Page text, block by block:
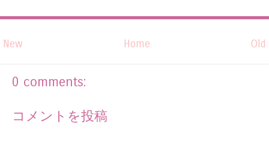
New Old
Home
0 comments:
コメントを投稿